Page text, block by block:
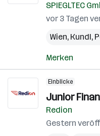
SPIEGLTEC
vor 3 Tagen
Wien, Kundl,
Merken
Einblicke
Junior
Redion
Gestern